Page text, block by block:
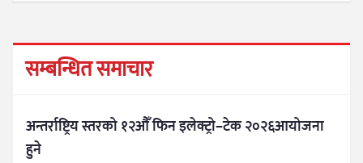
सम्बन्धित समाचार
अन्तर्राष्ट्रिय स्तरको १२औँ फिन इलेक्ट्रो–टेक २०२६आयोजना
हुने